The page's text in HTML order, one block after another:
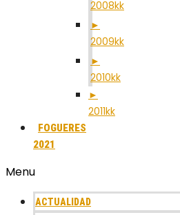
2008kk
►
2009kk
►
2010kk
►
2011kk
FOGUERES
2021
Menu
ACTUALIDAD